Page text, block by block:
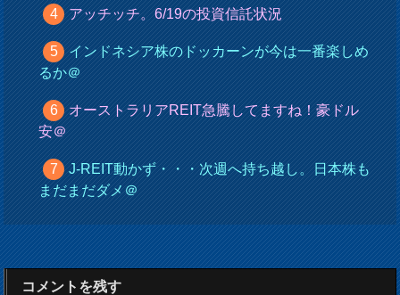
アッチッチ。6/19の投資信託状況
インドネシア株のドッカーンが今は一番楽しめ
るか＠
オーストラリアREIT急騰してますね！豪ドル
安＠
J-REIT動かず・・・次週へ持ち越し。日本株も
まだまだダメ＠
コメントを残す